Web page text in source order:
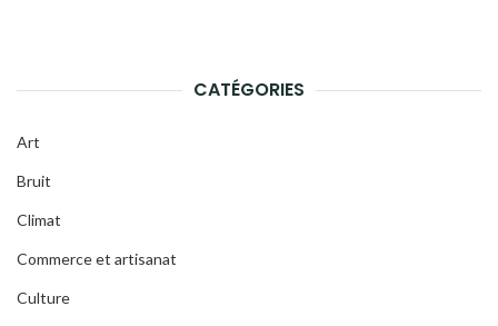
CATÉGORIES
Art
Bruit
Climat
Commerce et artisanat
Culture